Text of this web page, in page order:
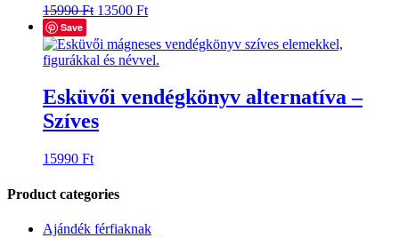
15990Ft Original
was:
15990 Ft.
13500 FtCurrent
is:
13500 Ft.
Save
Esküvői vendégkönyv alternatíva –
Szíves
15990 Ft
Product categories
Ajándék férfiaknak